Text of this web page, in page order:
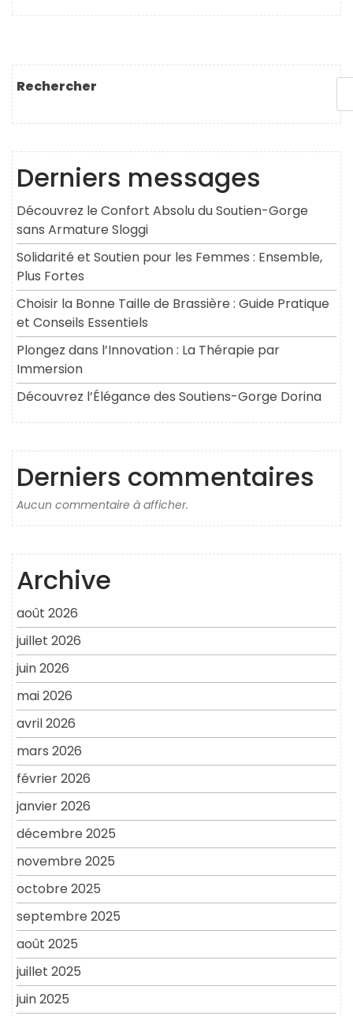
Rechercher
Derniers messages
Découvrez le Confort Absolu du Soutien-Gorge
sans Armature Sloggi
Solidarité et Soutien pour les Femmes : Ensemble,
Plus Fortes
Choisir la Bonne Taille de Brassière : Guide Pratique
et Conseils Essentiels
Plongez dans l’Innovation : La Thérapie par
Immersion
Découvrez l’Élégance des Soutiens-Gorge Dorina
Derniers commentaires
Aucun commentaire à afficher.
Archive
août 2026
juillet 2026
juin 2026
mai 2026
avril 2026
mars 2026
février 2026
janvier 2026
décembre 2025
novembre 2025
octobre 2025
septembre 2025
août 2025
juillet 2025
juin 2025